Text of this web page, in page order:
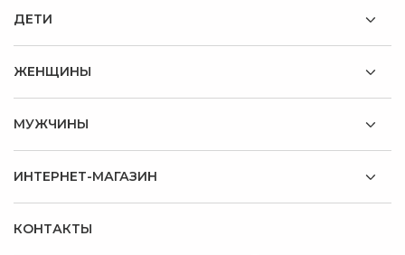
ДЕТИ
ЖЕНЩИНЫ
МУЖЧИНЫ
ИНТЕРНЕТ-МАГАЗИН
КОНТАКТЫ